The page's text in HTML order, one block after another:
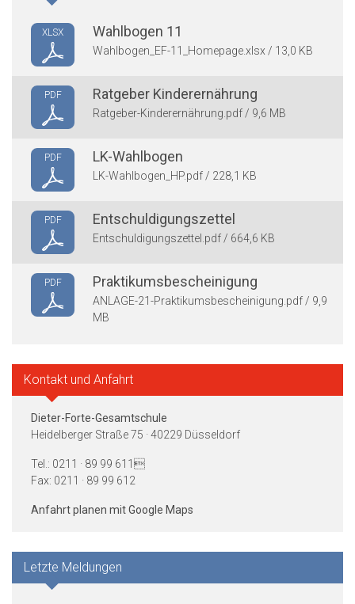
XLSX Wahlbogen 11
Wahlbogen_EF-11_Homepage.xlsx / 13,0 KB
PDF Ratgeber Kinderernährung
Ratgeber-Kinderernährung.pdf / 9,6 MB
PDF LK-Wahlbogen
LK-Wahlbogen_HP.pdf / 228,1 KB
PDF Entschuldigungszettel
Entschuldigungszettel.pdf / 664,6 KB
PDF Praktikumsbescheinigung
ANLAGE-21-Praktikumsbescheinigung.pdf / 9,9
MB
Kontakt und Anfahrt
Dieter-Forte-Gesamtschule
Heidelberger Straße 75 · 40229 Düsseldorf
Tel.: 0211 · 89 99 611
Fax: 0211 · 89 99 612
Anfahrt planen mit Google Maps
Letzte Meldungen